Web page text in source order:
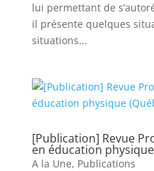
lui permettant de
il présente quelques
situations...
[Publication] Revue
en éducation
A la Une, Publications